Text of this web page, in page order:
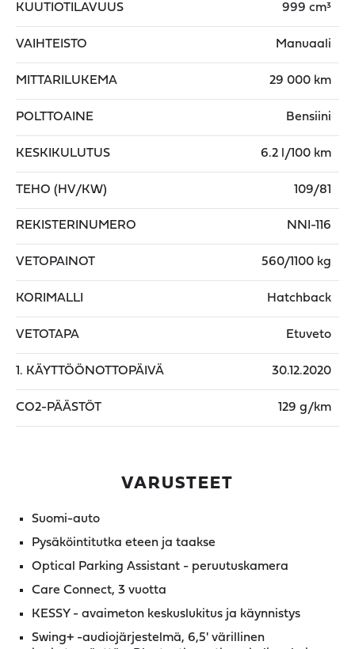
KUUTIOTILAVUUS 999 cm³
VAIHTEISTO Manuaali
MITTARILUKEMA 29 000 km
POLTTOAINE Bensiini
KESKIKULUTUS 6.2 l/100 km
TEHO (HV/KW) 109/81
REKISTERINUMERO NNI-116
VETOPAINOT 560/1100 kg
KORIMALLI Hatchback
VETOTAPA Etuveto
1. KÄYTTÖÖNOTTOPÄIVÄ 30.12.2020
CO2-PÄÄSTÖT 129 g/km
VARUSTEET
Suomi-auto
Pysäköintitutka eteen ja taakse
Optical Parking Assistant - peruutuskamera
Care Connect, 3 vuotta
KESSY - avaimeton keskuslukitus ja käynnistys
Swing+ -audiojärjestelmä, 6,5' värillinen